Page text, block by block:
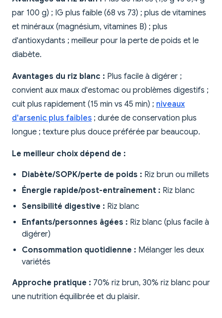
par 100 g) ; IG plus faible (68 vs 73) ; plus de vitamines
et minéraux (magnésium, vitamines B) ; plus
d'antioxydants ; meilleur pour la perte de poids et le
diabète.
Avantages du riz blanc : Plus facile à digérer ;
convient aux maux d'estomac ou problèmes digestifs ;
cuit plus rapidement (15 min vs 45 min) ; niveaux
d'arsenic plus faibles ; durée de conservation plus
longue ; texture plus douce préférée par beaucoup.
Le meilleur choix dépend de :
Diabète/SOPK/perte de poids : Riz brun ou millets
Énergie rapide/post-entraînement : Riz blanc
Sensibilité digestive : Riz blanc
Enfants/personnes âgées : Riz blanc (plus facile à
digérer)
Consommation quotidienne : Mélanger les deux
variétés
Approche pratique : 70% riz brun, 30% riz blanc pour
une nutrition équilibrée et du plaisir.